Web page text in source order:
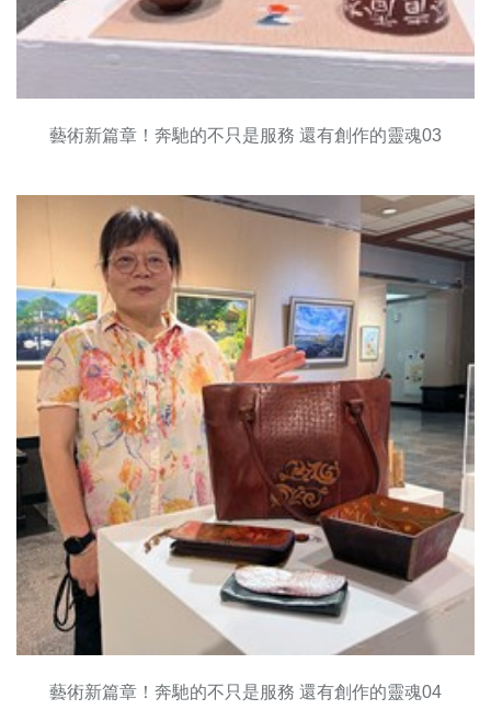
藝術新篇章！奔馳的不只是服務 還有創作的靈魂03
藝術新篇章！奔馳的不只是服務 還有創作的靈魂04